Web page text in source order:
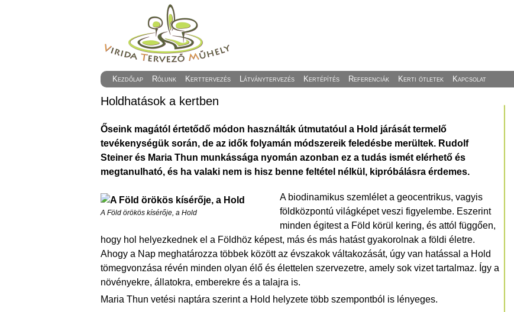
Kezdőlap Rólunk Kerttervezés Látványtervezés Kertépítés Referenciák Kerti ötletek Kapcsolat
Holdhatások a kertben
Őseink magától értetődő módon használták útmutatóul a Hold járását termelő
tevékenységük során, de az idők folyamán módszereik feledésbe merültek. Rudolf
Steiner és Maria Thun munkássága nyomán azonban ez a tudás ismét elérhető és
megtanulható, és ha valaki nem is hisz benne feltétel nélkül, kipróbálásra érdemes.
A Föld örökös kísérője, a Hold
A biodinamikus szemlélet a geocentrikus, vagyis
földközpontú világképet veszi figyelembe. Eszerint
minden égitest a Föld körül kering, és attól függően,
hogy hol helyezkednek el a Földhöz képest, más és más hatást gyakorolnak a földi életre.
Ahogy a Nap meghatározza többek között az évszakok váltakozását, úgy van hatással a Hold
tömegvonzása révén minden olyan élő és élettelen szervezetre, amely sok vizet tartalmaz. Így a
növényekre, állatokra, emberekre és a talajra is.
Maria Thun vetési naptára szerint a Hold helyzete több szempontból is lényeges.